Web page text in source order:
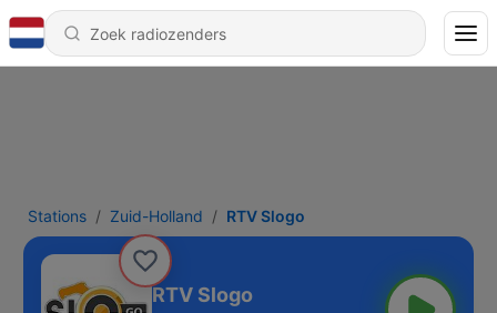
Stations Zuid-Holland RTV Slogo
RTV Slogo